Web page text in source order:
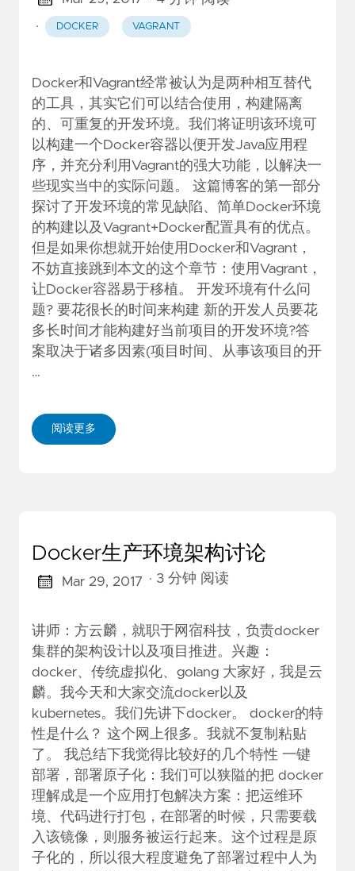
·
DOCKER VAGRANT
Docker和Vagrant经常被认为是两种相互替代
的工具，其实它们可以结合使用，构建隔离
的、可重复的开发环境。我们将证明该环境可
以构建一个Docker容器以便开发Java应用程
序，并充分利用Vagrant的强大功能，以解决一
些现实当中的实际问题。 这篇博客的第一部分
探讨了开发环境的常见缺陷、简单Docker环境
的构建以及Vagrant+Docker配置具有的优点。
但是如果你想就开始使用Docker和Vagrant，
不妨直接跳到本文的这个章节：使用Vagrant，
让Docker容器易于移植。 开发环境有什么问
题? 要花很长的时间来构建 新的开发人员要花
多长时间才能构建好当前项目的开发环境?答
案取决于诸多因素(项目时间、从事该项目的开
…
阅读更多
Docker生产环境架构讨论
Mar 29, 2017 · 3 分钟 阅读
讲师：方云麟，就职于网宿科技，负责docker
集群的架构设计以及项目推进。兴趣：
docker、传统虚拟化、golang 大家好，我是云
麟。我今天和大家交流docker以及
kubernetes。我们先讲下docker。 docker的特
性是什么？ 这个网上很多。我就不复制粘贴
了。 我总结下我觉得比较好的几个特性 一键
部署，部署原子化：我们可以狭隘的把 docker
理解成是一个应用打包解决方案：把运维环
境、代码进行打包，在部署的时候，只需要载
入该镜像，则服务被运行起来。这个过程是原
子化的，所以很大程度避免了部署过程中人为